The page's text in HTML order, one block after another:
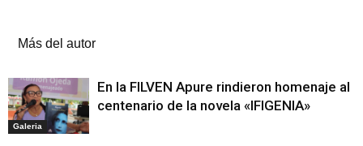
Más del autor
Galeria
En la FILVEN Apure rindieron homenaje al
centenario de la novela «IFIGENIA»